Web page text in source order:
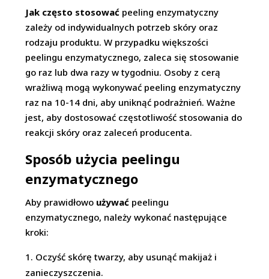
Jak często stosować peeling enzymatyczny
zależy od indywidualnych potrzeb skóry oraz
rodzaju produktu. W przypadku większości
peelingu enzymatycznego, zaleca się stosowanie
go raz lub dwa razy w tygodniu. Osoby z cerą
wrażliwą mogą wykonywać peeling enzymatyczny
raz na 10-14 dni, aby uniknąć podrażnień. Ważne
jest, aby dostosować częstotliwość stosowania do
reakcji skóry oraz zaleceń producenta.
Sposób użycia peelingu
enzymatycznego
Aby prawidłowo używać peelingu
enzymatycznego, należy wykonać następujące
kroki:
Oczyść skórę twarzy, aby usunąć makijaż i
zanieczyszczenia.